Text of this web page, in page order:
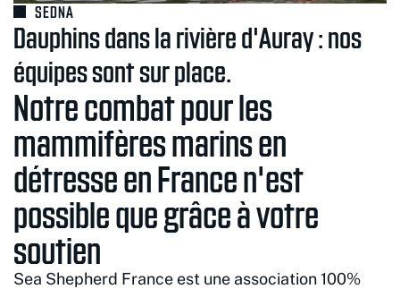
SEDNA
Dauphins dans la rivière d'Auray : nos
équipes sont sur place.
Notre combat pour les
mammifères marins en
détresse en France n'est
possible que grâce à votre
soutien
Sea Shepherd France est une association 100%